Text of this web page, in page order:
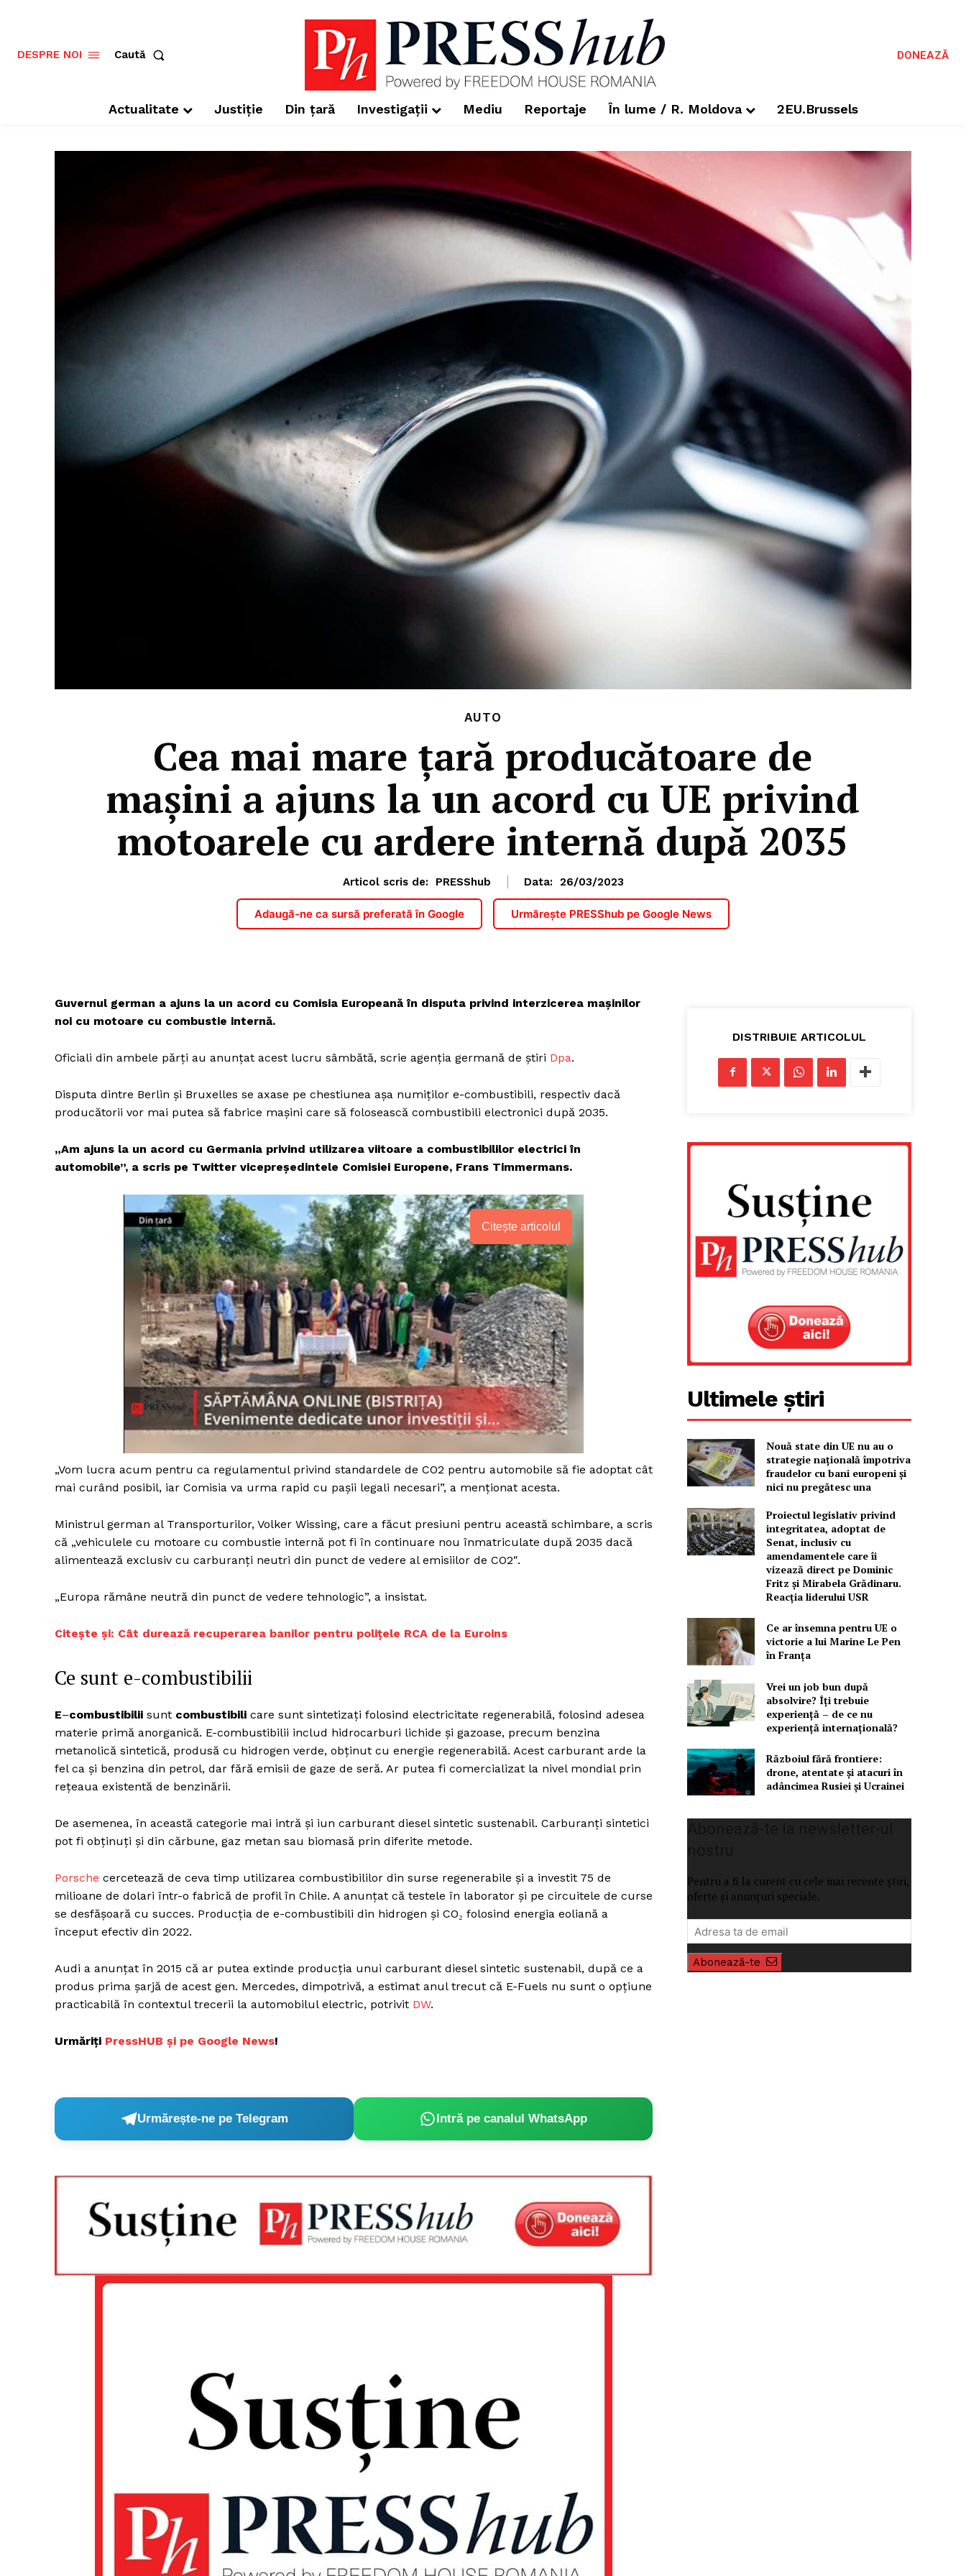
ROMÂNIA
PRESShub
Rețea
DESPRE NOI Caută DONEAZĂ
Actualitate Justiție Din țară Investigații Mediu Reportaje În lume / R. Moldova 2EU.Brussels
AUTO
Cea mai mare țară producătoare de
mașini a ajuns la un acord cu UE privind
motoarele cu ardere internă după 2035
Articol scris de: PRESShub Data: 26/03/2023
Adaugă-ne ca sursă preferată în Google Urmărește PRESShub pe Google News
Guvernul german a ajuns la un acord cu Comisia Europeană în disputa privind interzicerea mașinilor
noi cu motoare cu combustie internă.
Oficiali din ambele părți au anunțat acest lucru sâmbătă, scrie agenția germană de știri Dpa.
Disputa dintre Berlin și Bruxelles se axase pe chestiunea așa numiților e-combustibili, respectiv dacă
producătorii vor mai putea să fabrice mașini care să folosească combustibili electronici după 2035.
„Am ajuns la un acord cu Germania privind utilizarea viitoare a combustibililor electrici în
automobile”, a scris pe Twitter vicepreședintele Comisiei Europene, Frans Timmermans.
Citește articolul
„Vom lucra acum pentru ca regulamentul privind standardele de CO2 pentru automobile să fie adoptat cât
mai curând posibil, iar Comisia va urma rapid cu pașii legali necesari”, a menționat acesta.
Ministrul german al Transporturilor, Volker Wissing, care a făcut presiuni pentru această schimbare, a scris
că „vehiculele cu motoare cu combustie internă pot fi în continuare nou înmatriculate după 2035 dacă
alimentează exclusiv cu carburanți neutri din punct de vedere al emisiilor de CO2″.
„Europa rămâne neutră din punct de vedere tehnologic”, a insistat.
Citește și: Cât durează recuperarea banilor pentru polițele RCA de la Euroins
Ce sunt e-combustibilii
E–combustibilii sunt combustibili care sunt sintetizați folosind electricitate regenerabilă, folosind adesea
materie primă anorganică. E-combustibilii includ hidrocarburi lichide și gazoase, precum benzina
metanolică sintetică, produsă cu hidrogen verde, obţinut cu energie regenerabilă. Acest carburant arde la
fel ca şi benzina din petrol, dar fără emisii de gaze de seră. Ar putea fi comercializat la nivel mondial prin
reţeaua existentă de benzinării.
De asemenea, în această categorie mai intră și iun carburant diesel sintetic sustenabil. Carburanţi sintetici
pot fi obţinuţi şi din cărbune, gaz metan sau biomasă prin diferite metode.
Porsche cercetează de ceva timp utilizarea combustibililor din surse regenerabile și a investit 75 de
milioane de dolari într-o fabrică de profil în Chile. A anunțat că testele în laborator și pe circuitele de curse
se desfășoară cu succes. Producția de e-combustibili din hidrogen și CO₂ folosind energia eoliană a
început efectiv din 2022.
Audi a anunţat în 2015 că ar putea extinde producţia unui carburant diesel sintetic sustenabil, după ce a
produs prima şarjă de acest gen. Mercedes, dimpotrivă, a estimat anul trecut că E-Fuels nu sunt o opţiune
practicabilă în contextul trecerii la automobilul electric, potrivit DW.
Urmăriți PressHUB și pe Google News!
Urmărește-ne pe Telegram Intră pe canalul WhatsApp
DISTRIBUIE ARTICOLUL
Ultimele știri
Nouă state din UE nu au o
strategie națională împotriva
fraudelor cu bani europeni și
nici nu pregătesc una
Proiectul legislativ privind
integritatea, adoptat de
Senat, inclusiv cu
amendamentele care îi
vizează direct pe Dominic
Fritz și Mirabela Grădinaru.
Reacția liderului USR
Ce ar însemna pentru UE o
victorie a lui Marine Le Pen
în Franța
Vrei un job bun după
absolvire? Îți trebuie
experiență – de ce nu
experiență internațională?
Războiul fără frontiere:
drone, atentate și atacuri în
adâncimea Rusiei și Ucrainei
Pentru a fi la curent cu cele mai recente știri,
oferte și anunțuri speciale.
Abonează-te